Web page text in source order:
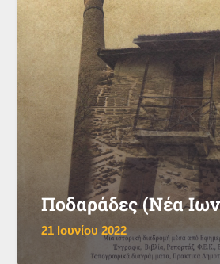
Ποδαράδες (Νέα
21 Ιουνίου 2022